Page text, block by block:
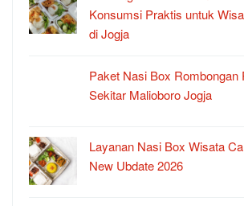
Konsumsi Praktis untuk
di Jogja
Paket Nasi Box Rombongan
Sekitar Malioboro Jogja
Layanan Nasi Box Wisata
New Ubdate 2026